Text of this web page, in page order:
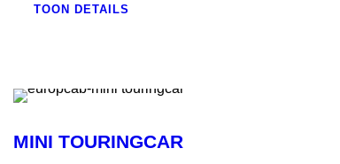
TOON DETAILS
MINI TOURINGCAR